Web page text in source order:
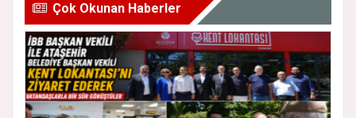
Çok Okunan Haberler